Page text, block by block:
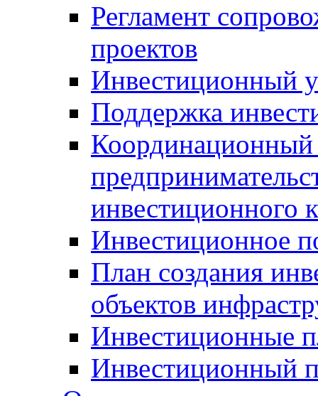
Регламент
проектов
Инвестиционный
Поддержка
Координационный
инвестиционного
Инвестиционное
План создания
объектов
Инвестиционные
Инвестиционный